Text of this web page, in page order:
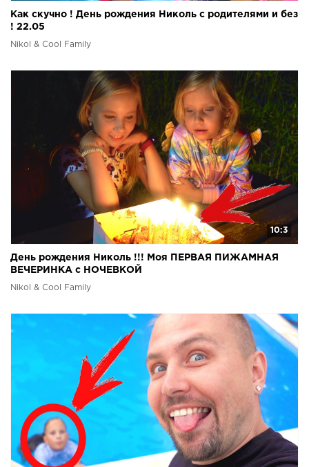
Как скучно ! День рождения Николь с родителями и без
! 22.05
Nikol & Cool Family
10:3
День рождения Николь !!! Моя ПЕРВАЯ ПИЖАМНАЯ
ВЕЧЕРИНКА с НОЧЕВКОЙ
Nikol & Cool Family